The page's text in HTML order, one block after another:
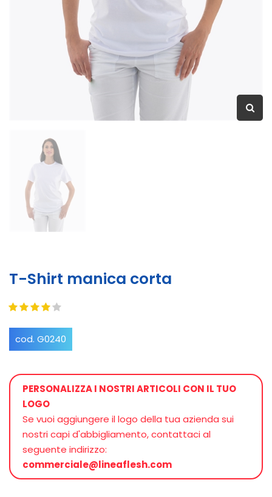
T-Shirt manica corta
cod. G0240
PERSONALIZZA I NOSTRI ARTICOLI CON IL TUO
LOGO
Se vuoi aggiungere il logo della tua azienda sui
nostri capi d'abbigliamento, contattaci al
seguente indirizzo:
commerciale@lineaflesh.com